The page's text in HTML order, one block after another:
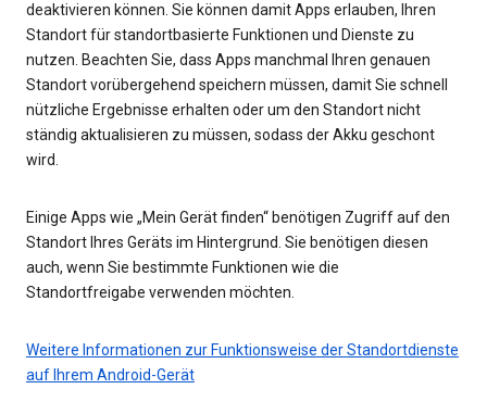
deaktivieren können. Sie können damit Apps erlauben, Ihren
Standort für standortbasierte Funktionen und Dienste zu
nutzen. Beachten Sie, dass Apps manchmal Ihren genauen
Standort vorübergehend speichern müssen, damit Sie schnell
nützliche Ergebnisse erhalten oder um den Standort nicht
ständig aktualisieren zu müssen, sodass der Akku geschont
wird.
Einige Apps wie „Mein Gerät finden“ benötigen Zugriff auf den
Standort Ihres Geräts im Hintergrund. Sie benötigen diesen
auch, wenn Sie bestimmte Funktionen wie die
Standortfreigabe verwenden möchten.
Weitere Informationen zur Funktionsweise der Standortdienste
auf Ihrem Android-Gerät